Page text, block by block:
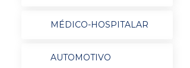
MÉDICO-HOSPITALAR
AUTOMOTIVO